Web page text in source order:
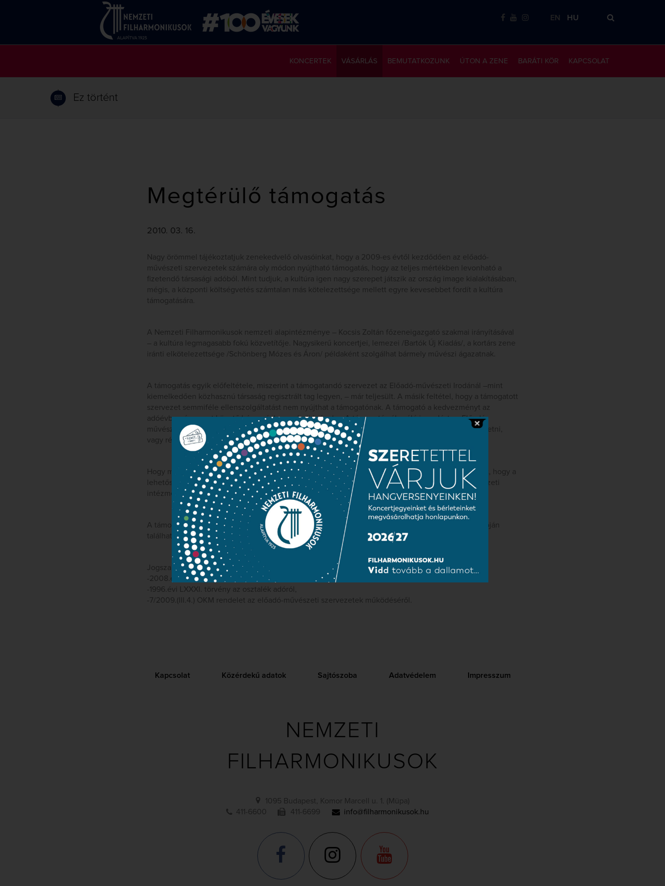
EN HU
KAPCSOLAT
BARÁTI KÖR
ÚTON A ZENE
KONCERTEK VÁSÁRLÁS BEMUTATKOZUNK
Ez történt
Megtérülő támogatás
2010. 03. 16.
Nagy örömmel tájékoztatjuk zenekedvelő olvasóinkat, hogy a 2009-es évtől kezdődően az előadó-
művészeti szervezetek számára oly módon nyújtható támogatás, hogy az teljes mértékben levonható a
fizetendő társasági adóból. Mint tudjuk, a kultúra igen nagy szerepet játszik az ország image kialakításában,
mégis, a központi költségvetés számtalan más kötelezettsége mellett egyre kevesebbet fordít a kultúra
támogatására.
A Nemzeti Filharmonikusok nemzeti alapintézménye – Kocsis Zoltán főzeneigazgató szakmai irányításával
– a kultúra legmagasabb fokú közvetítője. Nagysikerű koncertjei, lemezei /Bartók Új Kiadás/, a kortárs zene
iránti elkötelezettsége /Schönberg Mózes és Áron/ példaként szolgálhat bármely művészi ágazatnak.
A támogatás egyik előfeltétele, miszerint a támogatandó szervezet az Előadó-művészeti Irodánál –mint
kiemelkedően közhasznú társaság regisztrált tag legyen, – már teljesült. A másik feltétel, hogy a támogatott
szervezet semmiféle ellenszolgáltatást nem nyújthat a támogatónak. A támogató a kedvezményt az
adóévben és az azt követő három évben veheti igénybe. A támogatásról szóló igazolást az Előadó-
művészeti Iroda állítja ki a támogatást nyújtó számára. Ezt az összeget lehet az Apeh számára befizetni,
vagy részünkre elkülöníteni.
Hogy még többet, még jobban, még átgondoltabban tudjuk vállalásainkat teljesíteni, kérjük Önöket, hogy a
lehetőséget használják ki, támogassák a Magyar Nemzeti Filharmonikus Nonprofit Kft. kiemelt nemzeti
intézményét.
A támogatás nyújtásának és felhasználásának részletes szabályai az Előadó-művészeti Iroda honlapján
találhatók.
Jogszabályi hivatkozások:
-2008.évi XCIX. törvény a társasági adóról,
-1996.évi LXXXI. törvény az osztalék adóról,
-7/2009.(III.4.) OKM rendelet az előadó-művészeti szervezetek működéséről.
Kapcsolat Közérdekű adatok Sajtószoba Adatvédelem Impresszum
NEMZETI
FILHARMONIKUSOK
1095 Budapest, Komor Marcell u. 1. (Müpa)
411-6600
411-6699 info@filharmonikusok.hu